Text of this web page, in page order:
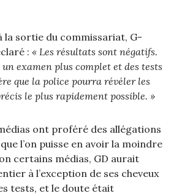
la sortie du commissariat, G-
:« Les résultats sont négatifs.
un examen plus complet et des tests
que la police pourra révéler les
le plus rapidement possible. »
ont proféré des allégations
l’on puisse en avoir la moindre
certains médias, GD aurait
à l’exception de ses cheveux
tests, et le doute était